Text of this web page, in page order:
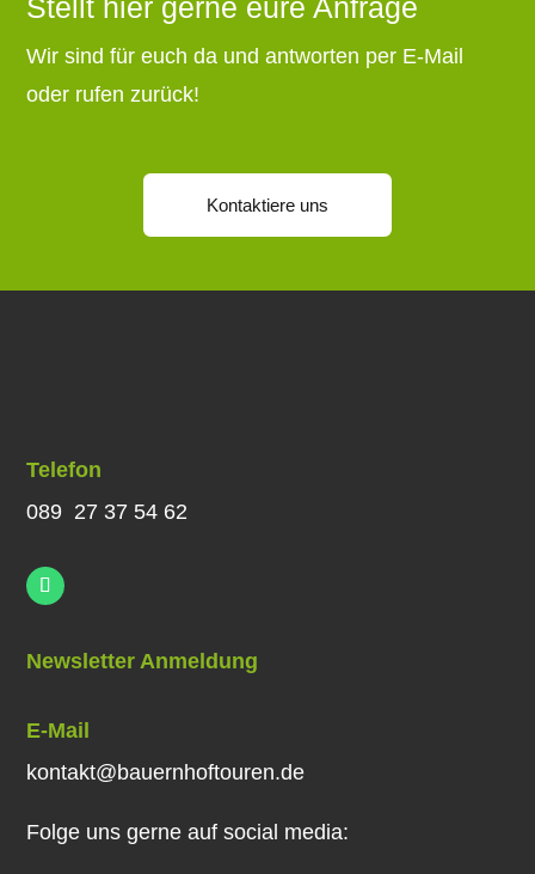
Stellt hier gerne eure Anfrage
Wir sind für euch da und antworten per E-Mail
oder rufen zurück!
Kontaktiere uns
Telefon
089 27 37 54 62
Newsletter Anmeldung
E-Mail
kontakt@bauernhoftouren.de
Folge uns gerne auf social media: